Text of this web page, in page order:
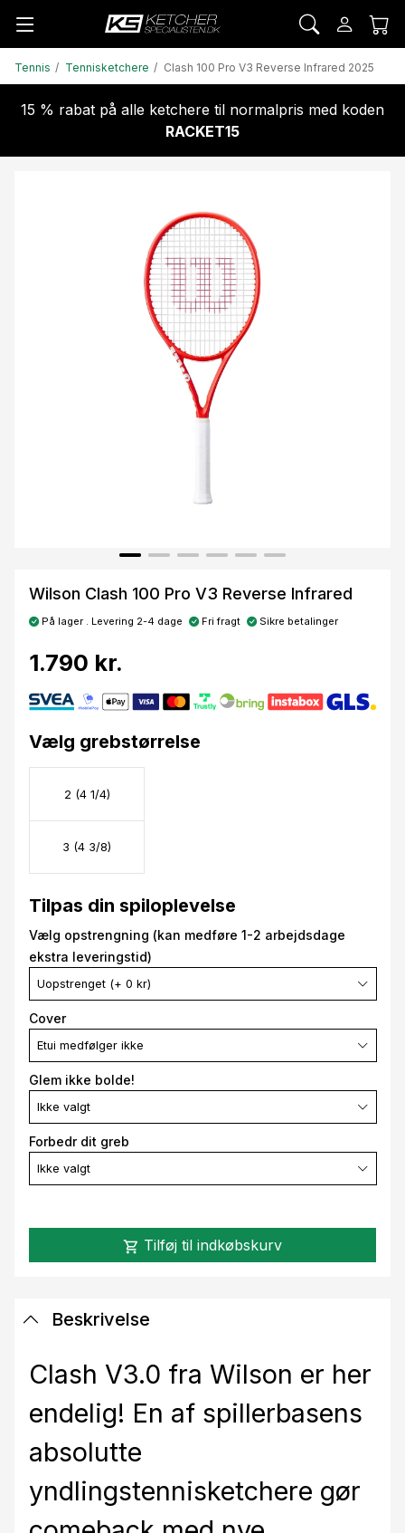
Tennis Tennisketchere Clash 100 Pro V3 Reverse Infrared 2025
15 % rabat på alle ketchere til normalpris med koden
RACKET15
Wilson Clash 100 Pro V3 Reverse Infrared
På lager . Levering 2-4 dage Fri fragt Sikre betalinger
1.790 kr.
Vælg grebstørrelse
2 (4 1/4)
3 (4 3/8)
Tilpas din spiloplevelse
Vælg opstrengning (kan medføre 1-2 arbejdsdage
ekstra leveringstid)
Uopstrenget (+ 0 kr)
Cover
Etui medfølger ikke
Glem ikke bolde!
Ikke valgt
Forbedr dit greb
Ikke valgt
shopping_cart Tilføj til indkøbskurv
Beskrivelse
Clash V3.0 fra Wilson er her
endelig! En af spillerbasens
absolutte
yndlingstennisketchere gør